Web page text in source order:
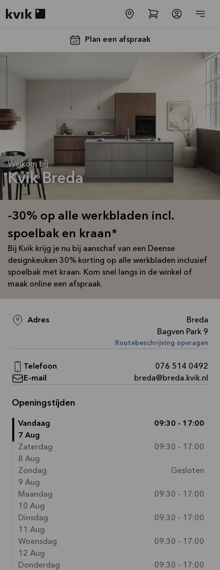
Plan een afspraak
-30% op alle
incl. spoelbak
en kraan*
Welkom bij
Kvik Breda
-30% op alle werkbladen incl.
spoelbak en kraan*
Bij Kvik krijg je nu bij aanschaf van een Deense
designkeuken 30% korting op alle werkbladen inclusief
spoelbak met kraan. Kom snel langs in de winkel of
maak online een afspraak.
Adres
Breda
Bagven Park 9
Routebeschrijving opvragen
Telefoon
076 514 0492
E-mail
breda@breda.kvik.nl
Openingstijden
Vandaag
7 Aug
09:30 - 17:00
Zaterdag
8 Aug
09:30 - 17:00
Zondag
9 Aug
Gesloten
Maandag
10 Aug
09:30 - 17:00
Dinsdag
11 Aug
09:30 - 17:00
Woensdag
12 Aug
09:30 - 17:00
Donderdag
09:30 - 17:00